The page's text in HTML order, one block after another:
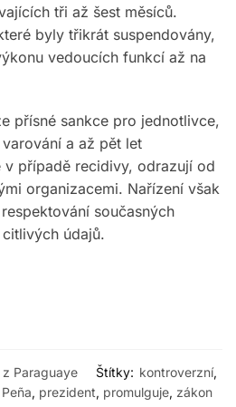
tři až šest měsíců.
byly třikrát suspendovány,
vedoucích funkcí až na
přísné sankce pro jednotlivce,
a až pět let
případě recidivy, odrazují od
organizacemi. Nařízení však
současných
údajů.
Paraguaye Štítky: kontroverzní,
Peña, prezident, promulguje, zákon